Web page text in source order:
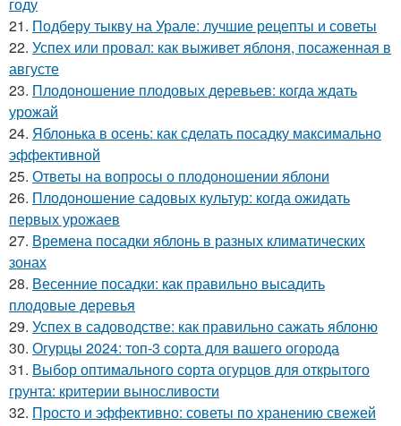
21. Подберу тыкву на Урале: лучшие рецепты и советы
22. Успех или провал: как выживет яблоня, посаженная в
августе
23. Плодоношение плодовых деревьев: когда ждать
урожай
24. Яблонька в осень: как сделать посадку максимально
эффективной
25. Ответы на вопросы о плодоношении яблони
26. Плодоношение садовых культур: когда ожидать
первых урожаев
27. Времена посадки яблонь в разных климатических
зонах
28. Весенние посадки: как правильно высадить
плодовые деревья
29. Успех в садоводстве: как правильно сажать яблоню
30. Огурцы 2024: топ-3 сорта для вашего огорода
31. Выбор оптимального сорта огурцов для открытого
грунта: критерии выносливости
32. Просто и эффективно: советы по хранению свежей